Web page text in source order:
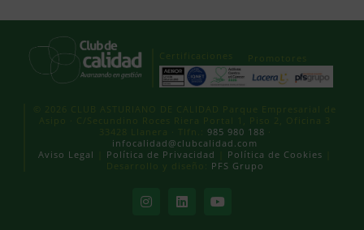
Certificaciones Promotores
© 2026 CLUB ASTURIANO DE CALIDAD Parque Empresarial de
Asipo · C/Secundino Roces Riera Portal 1, Piso 2, Oficina 3
33428 Llanera · Tlfn.: 985 980 188
infocalidad@clubcalidad.com
Aviso Legal
Política de Privacidad Política de Cookies
Desarrollo y diseño:
PFS Grupo
InstagramLinkedInYouTube